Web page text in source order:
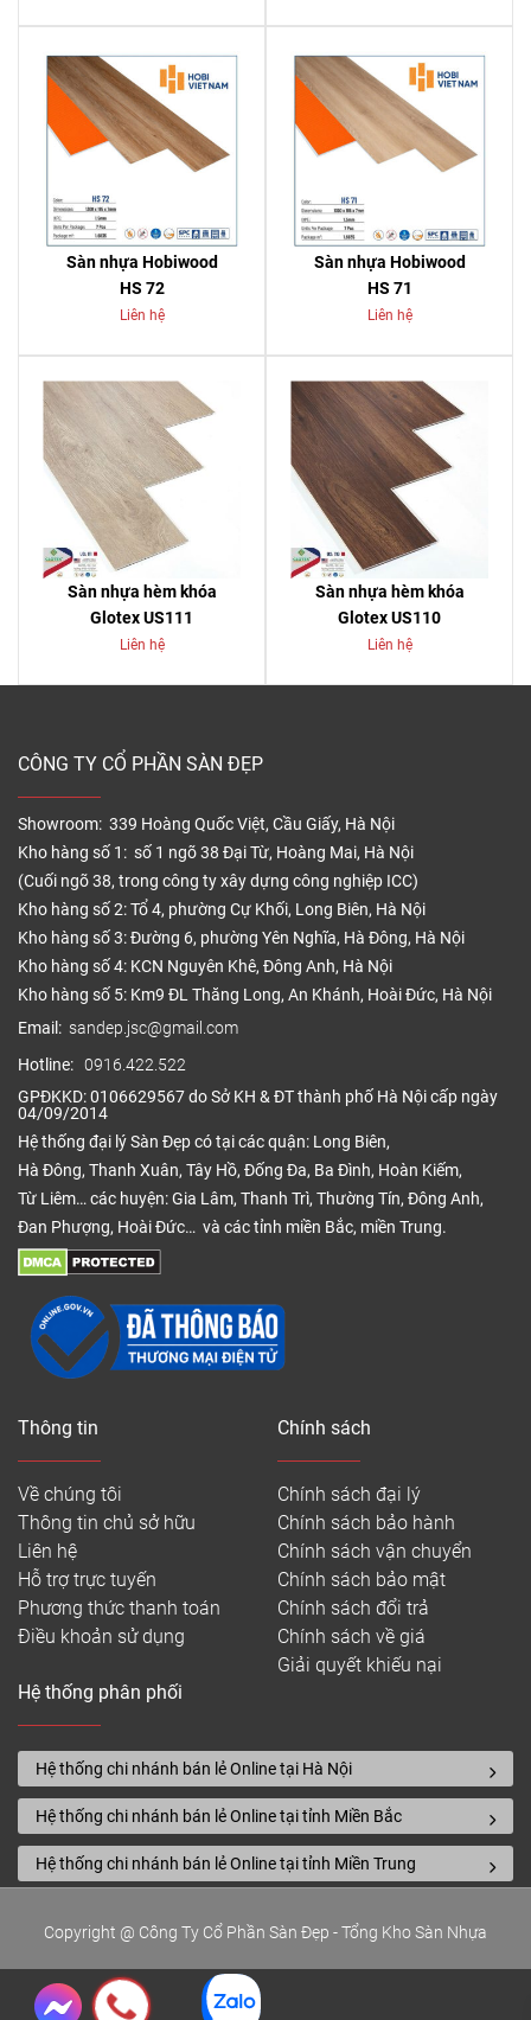
Sàn nhựa Hobiwood
HS 72
Liên hệ
Sàn nhựa Hobiwood
HS 71
Liên hệ
Sàn nhựa hèm khóa
Glotex US111
Liên hệ
Sàn nhựa hèm khóa
Glotex US110
Liên hệ
CÔNG TY CỔ PHẦN SÀN ĐẸP
Showroom: 339 Hoàng Quốc Việt, Cầu Giấy, Hà Nội
Kho hàng số 1: số 1 ngõ 38 Đại Từ, Hoàng Mai, Hà Nội
(Cuối ngõ 38, trong công ty xây dựng công nghiệp ICC)
Kho hàng số 2: Tổ 4, phường Cự Khối, Long Biên, Hà Nội
Kho hàng số 3: Đường 6, phường Yên Nghĩa, Hà Đông, Hà Nội
Kho hàng số 4: KCN Nguyên Khê, Đông Anh, Hà Nội
Kho hàng số 5: Km9 ĐL Thăng Long, An Khánh, Hoài Đức, Hà Nội
Email: sandep.jsc@gmail.com
Hotline: 0916.422.522
GPĐKKD: 0106629567 do Sở KH & ĐT thành phố Hà Nội cấp ngày
04/09/2014
Hệ thống đại lý Sàn Đẹp có tại các quận: Long Biên,
Hà Đông, Thanh Xuân, Tây Hồ, Đống Đa, Ba Đình, Hoàn Kiếm,
Từ Liêm… các huyện: Gia Lâm, Thanh Trì, Thường Tín, Đông Anh,
Đan Phượng, Hoài Đức… và các tỉnh miền Bắc, miền Trung.
Thông tin
Về chúng tôi
Thông tin chủ sở hữu
Liên hệ
Hỗ trợ trực tuyến
Phương thức thanh toán
Điều khoản sử dụng
Chính sách
Chính sách đại lý
Chính sách bảo hành
Chính sách vận chuyển
Chính sách bảo mật
Chính sách đổi trả
Chính sách về giá
Giải quyết khiếu nại
Hệ thống phân phối
Hệ thống chi nhánh bán lẻ Online tại Hà Nội
Hệ thống chi nhánh bán lẻ Online tại tỉnh Miền Bắc
Hệ thống chi nhánh bán lẻ Online tại tỉnh Miền Trung
Copyright @ Công Ty Cổ Phần Sàn Đẹp - Tổng Kho Sàn Nhựa